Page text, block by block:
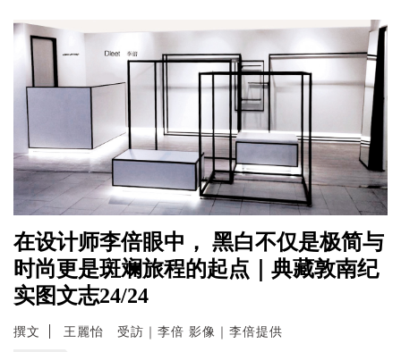
在设计师李倍眼中， 黑白不仅是极简与
时尚更是斑斓旅程的起点｜典藏敦南纪
实图文志24/24
撰文 王麗怡 受訪｜李倍 影像｜李倍提供